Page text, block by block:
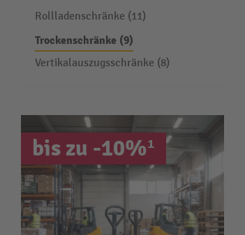
Rollladenschränke (11)
Trockenschränke (9)
Vertikalauszugsschränke (8)
bis zu -10%¹